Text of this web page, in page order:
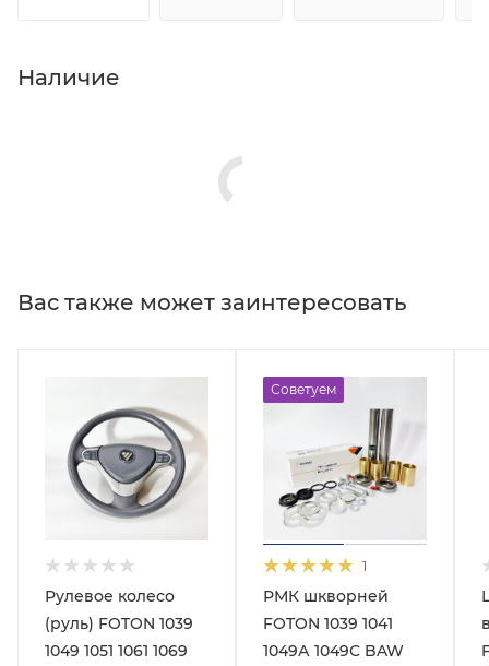
Наличие
Вас также может заинтересовать
Рулевое колесо
(руль) FOTON 1039
1049 1051 1061 1069
Советуем
1
РМК шкворней
FOTON 1039 1041
1049А 1049С BAW